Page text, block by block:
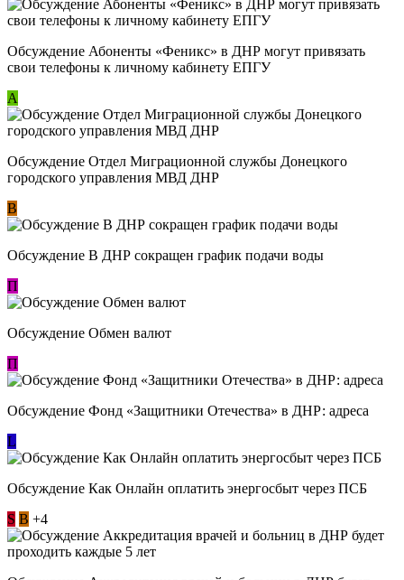
Обсуждение ​Абоненты «Феникс» в ДНР могут привязать
свои телефоны к личному кабинету ЕПГУ
А
Обсуждение Отдел Миграционной службы Донецкого
городского управления МВД ДНР
В
Обсуждение В ДНР сокращен график подачи воды
П
Обсуждение Обмен валют
П
Обсуждение Фонд «Защитники Отечества» в ДНР: адреса
L
Обсуждение ​Как Онлайн оплатить энергосбыт через ПСБ
S В +4